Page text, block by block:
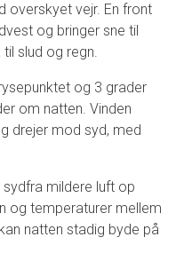
overskyet vejr. En front
og bringer sne til
slud og regn.
og 3 grader
om natten. Vinden
drejer mod syd, med
mildere luft op
og temperaturer mellem
natten stadig byde på